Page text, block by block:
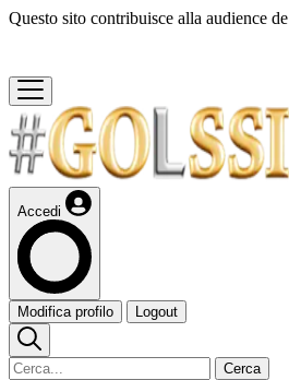
Questo sito contribuisce alla audience de
Accedi
Modifica profilo Logout
Cerca